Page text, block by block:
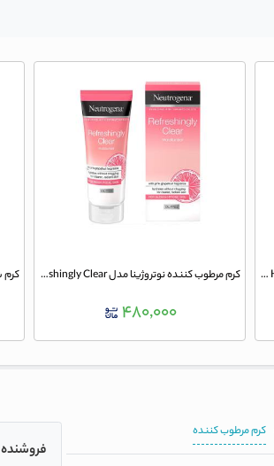
ست سه تایی مدل The Iconics Huile Prodigieuse Florale نوکس کرم مرطوب کننده نوتروژینا مدل Refreshingly Clear حجم 50 میلی لیتر
۴۸۰,۰۰۰
کرم مرطوب کننده
فروشنده